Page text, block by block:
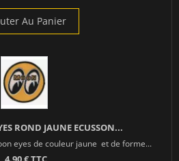
Au Panier
ROND JAUNE ECUSSON...
eyes de couleur jaune et de forme...